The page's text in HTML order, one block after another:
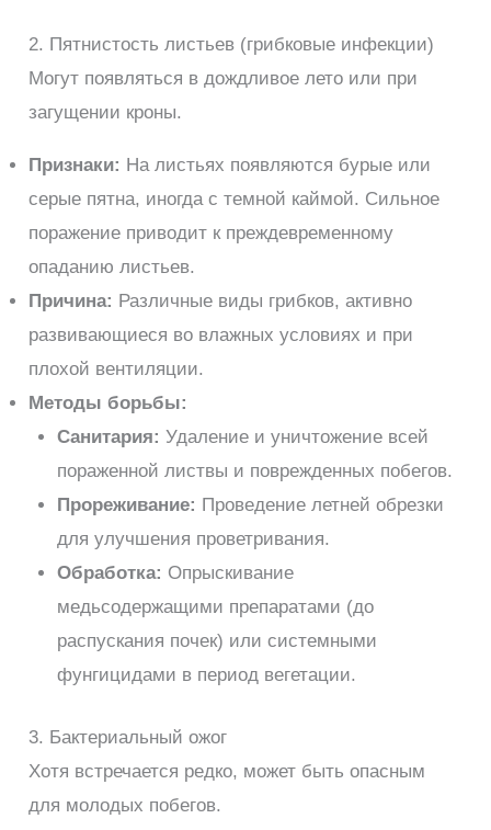
2. Пятнистость листьев (грибковые инфекции)
Могут появляться в дождливое лето или при
загущении кроны.
Признаки: На листьях появляются бурые или
серые пятна, иногда с темной каймой. Сильное
поражение приводит к преждевременному
опаданию листьев.
Причина: Различные виды грибков, активно
развивающиеся во влажных условиях и при
плохой вентиляции.
Методы борьбы:
Санитария: Удаление и уничтожение всей
пораженной листвы и поврежденных побегов.
Прореживание: Проведение летней обрезки
для улучшения проветривания.
Обработка: Опрыскивание
медьсодержащими препаратами (до
распускания почек) или системными
фунгицидами в период вегетации.
3. Бактериальный ожог
Хотя встречается редко, может быть опасным
для молодых побегов.